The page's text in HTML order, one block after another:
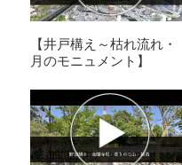
【井戸構え～枯れ流れ・
月のモニュメント】